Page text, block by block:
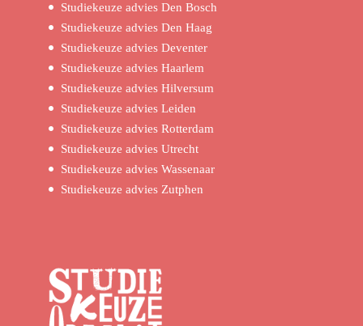
Studiekeuze advies Den Bosch
Studiekeuze advies Den Haag
Studiekeuze advies Deventer
Studiekeuze advies Haarlem
Studiekeuze advies Hilversum
Studiekeuze advies Leiden
Studiekeuze advies Rotterdam
Studiekeuze advies Utrecht
Studiekeuze advies Wassenaar
Studiekeuze advies Zutphen